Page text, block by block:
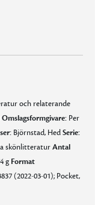
och relaterande
Omslagsformgivare: Per
Björnstad, HedSerie:
skönlitteraturAntal
g Format
(2022-03-01); Pocket,